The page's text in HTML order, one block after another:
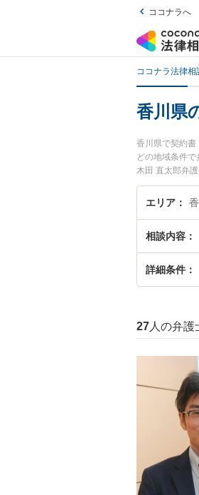
ココナラへ
ココナラ法律相
香川県
香川県で契約書
どの地域条件
木田 直太郎弁
ル情報や弁護
書なしの債権
エリア
相談内容
詳細条件
27 人の弁